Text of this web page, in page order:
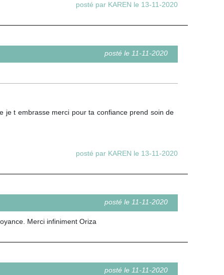
posté par KAREN le 13-11-2020
posté le 11-11-2020
je t embrasse merci pour ta confiance prend soin de
posté par KAREN le 13-11-2020
posté le 11-11-2020
Merci infiniment Oriza
posté le 11-11-2020